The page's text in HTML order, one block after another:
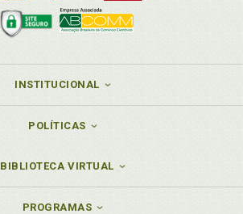
INSTITUCIONAL
POLÍTICAS
BIBLIOTECA VIRTUAL
PROGRAMAS